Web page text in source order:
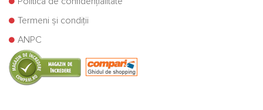
Termeni și condiții
ANPC